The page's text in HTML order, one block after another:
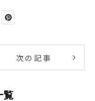
次の記事
覧